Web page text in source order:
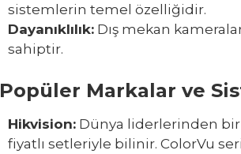
sistemlerin temel özelliğidir.
Dayanıklılık: Dış mekan
sahiptir.
Popüler Markalar ve
Hikvision: Dünya liderlerinden
fiyatlı setleriyle bilinir. ColorVu